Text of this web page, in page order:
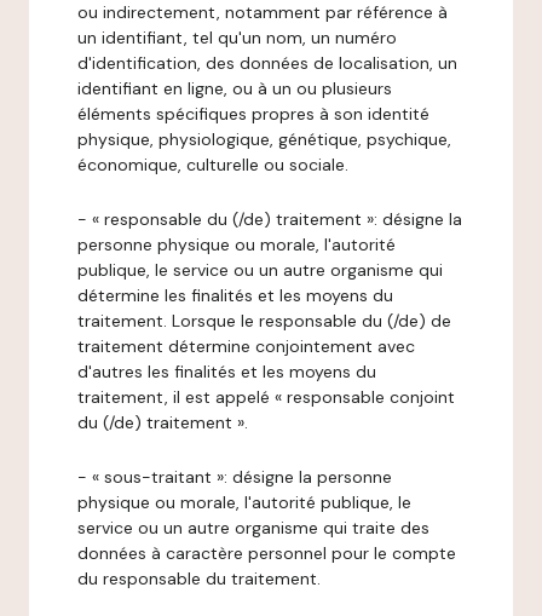
ou indirectement, notamment par référence à
un identifiant, tel qu'un nom, un numéro
d'identification, des données de localisation, un
identifiant en ligne, ou à un ou plusieurs
éléments spécifiques propres à son identité
physique, physiologique, génétique, psychique,
économique, culturelle ou sociale.
- « responsable du (/de) traitement »: désigne la
personne physique ou morale, l'autorité
publique, le service ou un autre organisme qui
détermine les finalités et les moyens du
traitement. Lorsque le responsable du (/de) de
traitement détermine conjointement avec
d'autres les finalités et les moyens du
traitement, il est appelé « responsable conjoint
du (/de) traitement ».
- « sous-traitant »: désigne la personne
physique ou morale, l'autorité publique, le
service ou un autre organisme qui traite des
données à caractère personnel pour le compte
du responsable du traitement.